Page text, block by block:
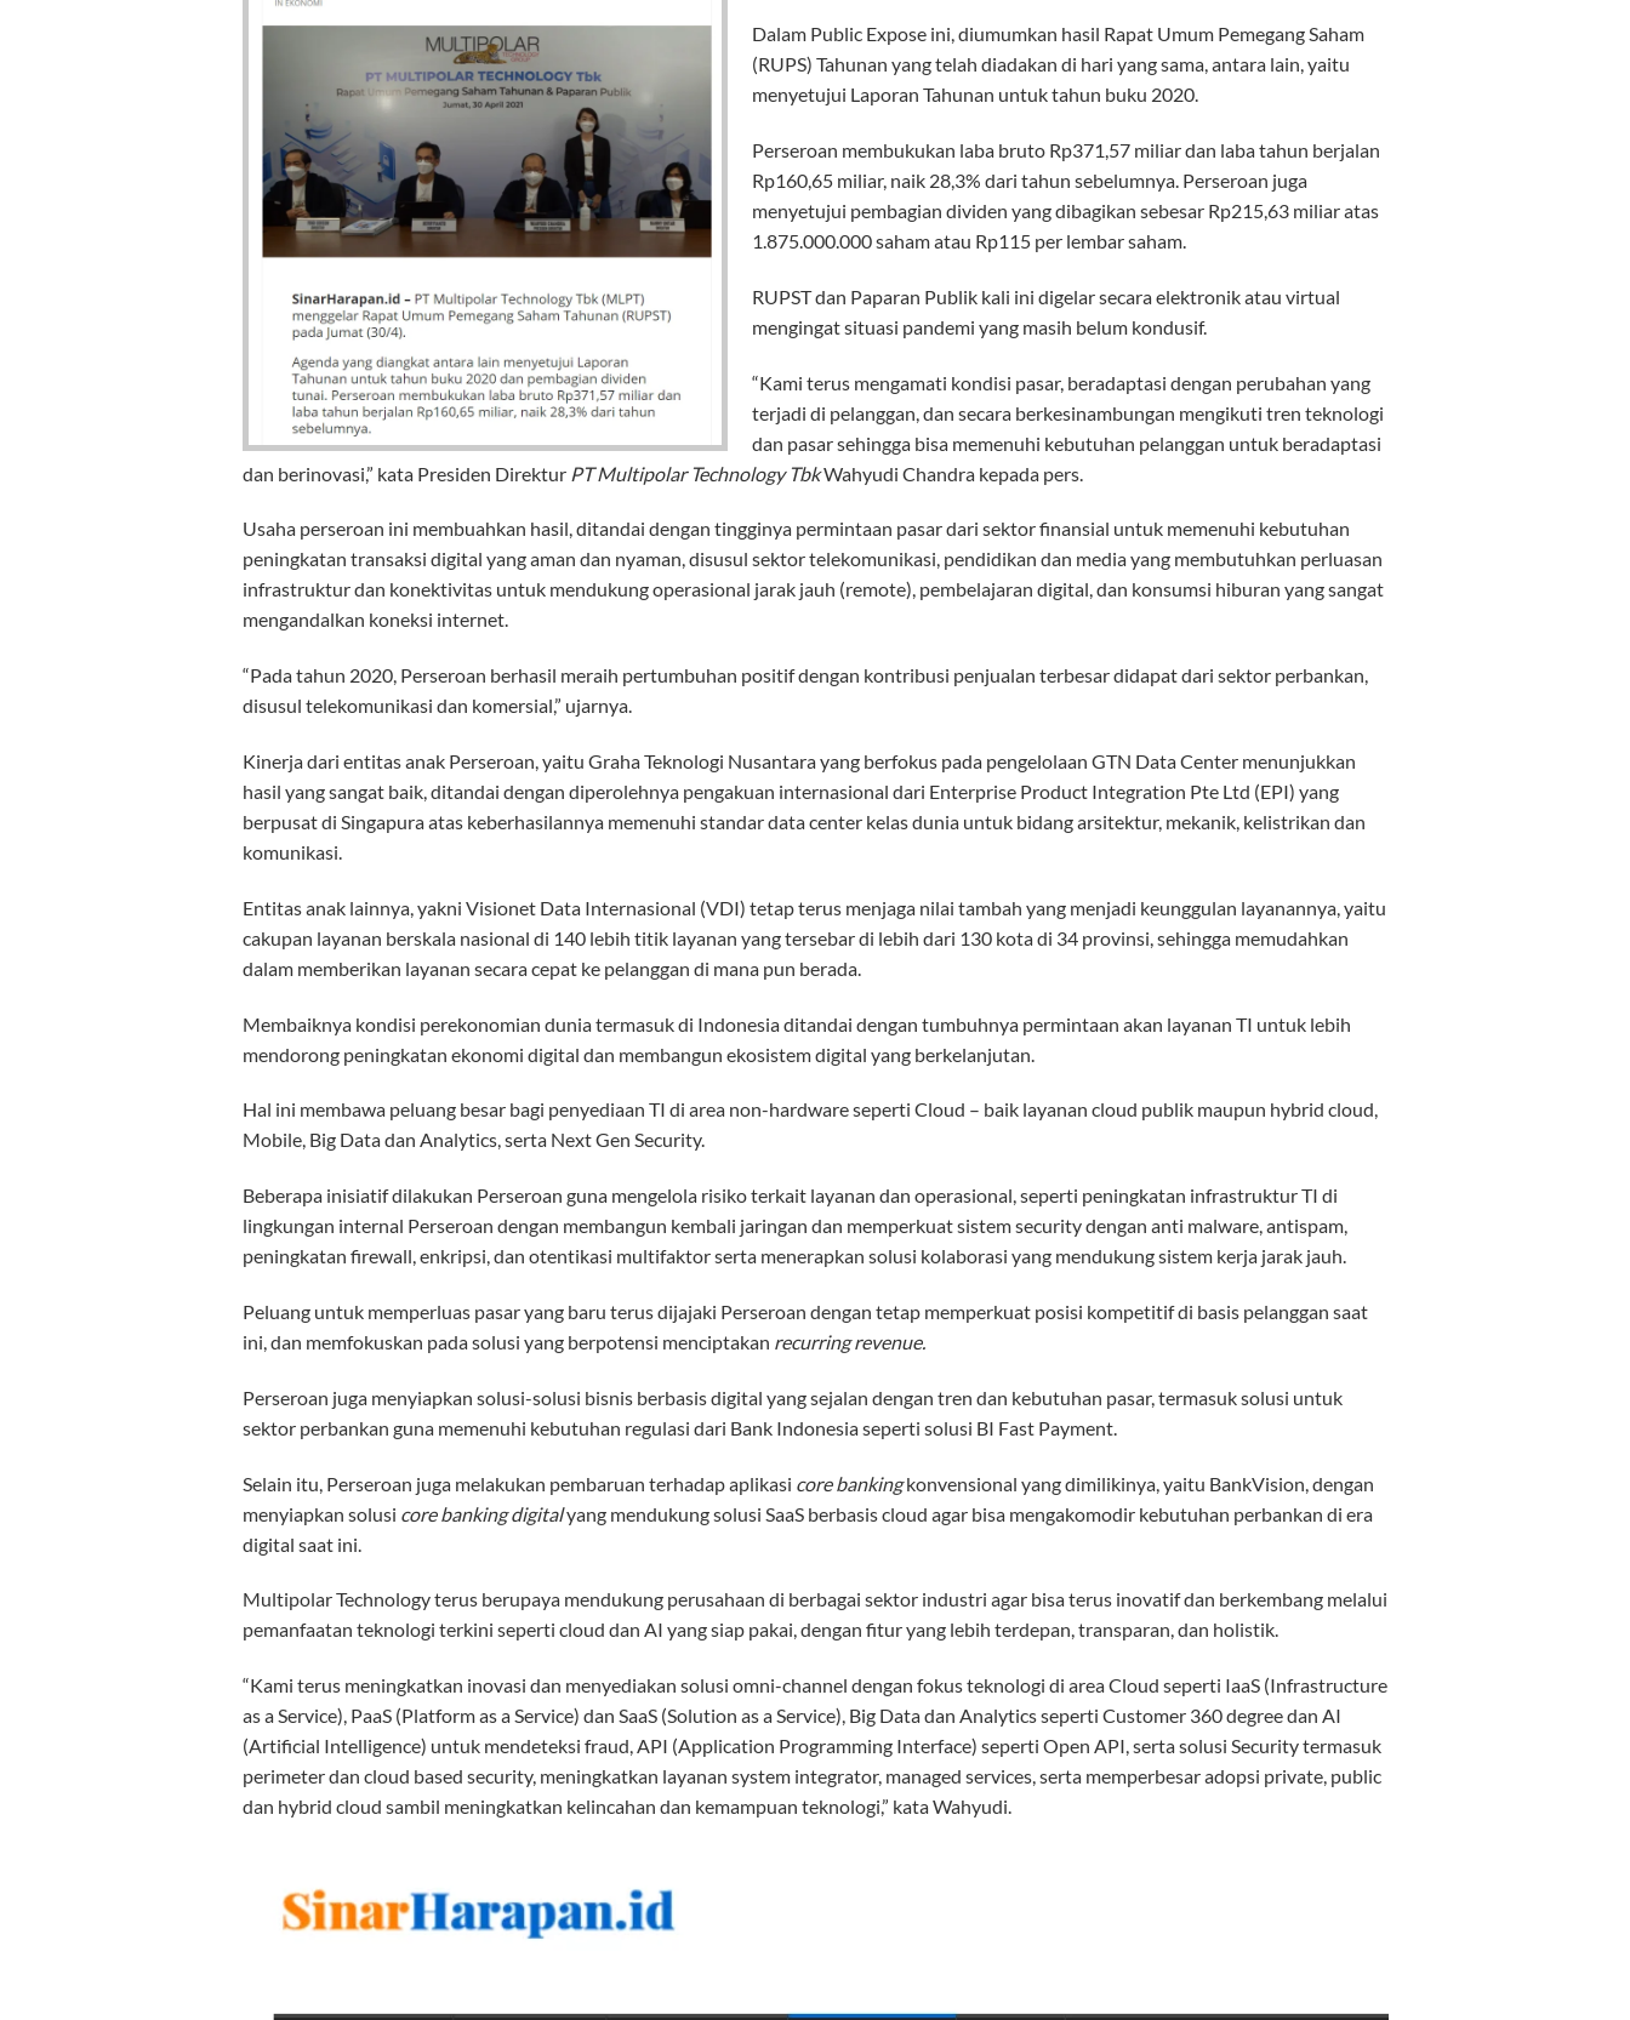
Dalam Public Expose ini, diumumkan hasil Rapat Umum Pemegang Saham
(RUPS) Tahunan yang telah diadakan di hari yang sama, antara lain, yaitu
menyetujui Laporan Tahunan untuk tahun buku 2020.
Perseroan membukukan laba bruto Rp371,57 miliar dan laba tahun berjalan
Rp160,65 miliar, naik 28,3% dari tahun sebelumnya. Perseroan juga
menyetujui pembagian dividen yang dibagikan sebesar Rp215,63 miliar atas
1.875.000.000 saham atau Rp115 per lembar saham.
RUPST dan Paparan Publik kali ini digelar secara elektronik atau virtual
mengingat situasi pandemi yang masih belum kondusif.
“Kami terus mengamati kondisi pasar, beradaptasi dengan perubahan yang
terjadi di pelanggan, dan secara berkesinambungan mengikuti tren teknologi
dan pasar sehingga bisa memenuhi kebutuhan pelanggan untuk beradaptasi
dan berinovasi,” kata Presiden Direktur PT Multipolar Technology TbkWahyudi Chandra kepada pers.
Usaha perseroan ini membuahkan hasil, ditandai dengan tingginya permintaan pasar dari sektor finansial untuk memenuhi kebutuhan
peningkatan transaksi digital yang aman dan nyaman, disusul sektor telekomunikasi, pendidikan dan media yang membutuhkan perluasan
infrastruktur dan konektivitas untuk mendukung operasional jarak jauh (remote), pembelajaran digital, dan konsumsi hiburan yang sangat
mengandalkan koneksi internet.
“Pada tahun 2020, Perseroan berhasil meraih pertumbuhan positif dengan kontribusi penjualan terbesar didapat dari sektor perbankan,
disusul telekomunikasi dan komersial,” ujarnya.
Kinerja dari entitas anak Perseroan, yaitu Graha Teknologi Nusantara yang berfokus pada pengelolaan GTN Data Center menunjukkan
hasil yang sangat baik, ditandai dengan diperolehnya pengakuan internasional dari Enterprise Product Integration Pte Ltd (EPI) yang
berpusat di Singapura atas keberhasilannya memenuhi standar data center kelas dunia untuk bidang arsitektur, mekanik, kelistrikan dan
komunikasi.
Entitas anak lainnya, yakni Visionet Data Internasional (VDI) tetap terus menjaga nilai tambah yang menjadi keunggulan layanannya, yaitu
cakupan layanan berskala nasional di 140 lebih titik layanan yang tersebar di lebih dari 130 kota di 34 provinsi, sehingga memudahkan
dalam memberikan layanan secara cepat ke pelanggan di mana pun berada.
Membaiknya kondisi perekonomian dunia termasuk di Indonesia ditandai dengan tumbuhnya permintaan akan layanan TI untuk lebih
mendorong peningkatan ekonomi digital dan membangun ekosistem digital yang berkelanjutan.
Hal ini membawa peluang besar bagi penyediaan TI di area non-hardware seperti Cloud – baik layanan cloud publik maupun hybrid cloud,
Mobile, Big Data dan Analytics, serta Next Gen Security.
Beberapa inisiatif dilakukan Perseroan guna mengelola risiko terkait layanan dan operasional, seperti peningkatan infrastruktur TI di
lingkungan internal Perseroan dengan membangun kembali jaringan dan memperkuat sistem security dengan anti malware, antispam,
peningkatan firewall, enkripsi, dan otentikasi multifaktor serta menerapkan solusi kolaborasi yang mendukung sistem kerja jarak jauh.
Peluang untuk memperluas pasar yang baru terus dijajaki Perseroan dengan tetap memperkuat posisi kompetitif di basis pelanggan saat
ini, dan memfokuskan pada solusi yang berpotensi menciptakan recurring revenue.
Perseroan juga menyiapkan solusi-solusi bisnis berbasis digital yang sejalan dengan tren dan kebutuhan pasar, termasuk solusi untuk
sektor perbankan guna memenuhi kebutuhan regulasi dari Bank Indonesia seperti solusi BI Fast Payment.
Selain itu, Perseroan juga melakukan pembaruan terhadap aplikasi core bankingkonvensional yang dimilikinya, yaitu BankVision, dengan
menyiapkan solusi core banking digitalyang mendukung solusi SaaS berbasis cloud agar bisa mengakomodir kebutuhan perbankan di era
digital saat ini.
Multipolar Technology terus berupaya mendukung perusahaan di berbagai sektor industri agar bisa terus inovatif dan berkembang melalui
pemanfaatan teknologi terkini seperti cloud dan AI yang siap pakai, dengan fitur yang lebih terdepan, transparan, dan holistik.
“Kami terus meningkatkan inovasi dan menyediakan solusi omni-channel dengan fokus teknologi di area Cloud seperti IaaS (Infrastructure
as a Service), PaaS (Platform as a Service) dan SaaS (Solution as a Service), Big Data dan Analytics seperti Customer 360 degree dan AI
(Artificial Intelligence) untuk mendeteksi fraud, API (Application Programming Interface) seperti Open API, serta solusi Security termasuk
perimeter dan cloud based security, meningkatkan layanan system integrator, managed services, serta memperbesar adopsi private, public
dan hybrid cloud sambil meningkatkan kelincahan dan kemampuan teknologi,” kata Wahyudi.